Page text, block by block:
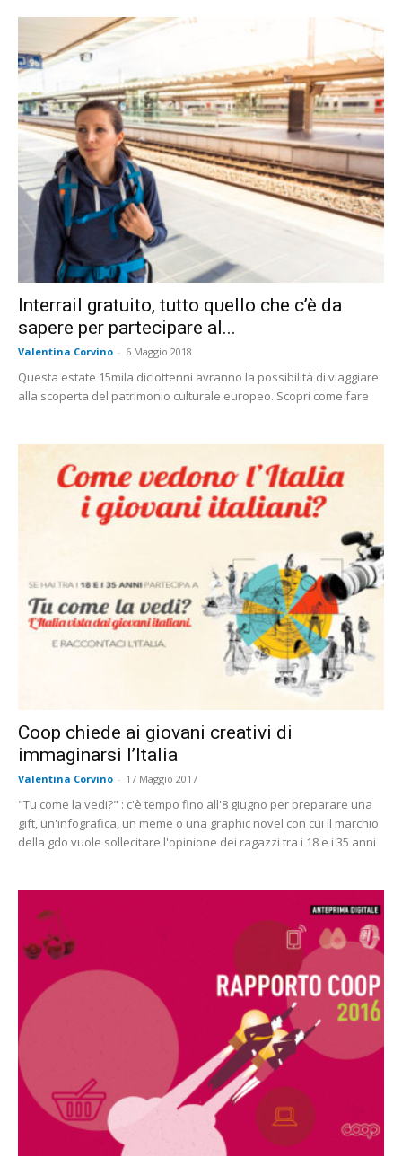
Interrail gratuito, tutto quello che c’è da
sapere per partecipare al...
Valentina Corvino - 6 Maggio 2018
Questa estate 15mila diciottenni avranno la possibilità di viaggiare
alla scoperta del patrimonio culturale europeo. Scopri come fare
Coop chiede ai giovani creativi di
immaginarsi l’Italia
Valentina Corvino - 17 Maggio 2017
"Tu come la vedi?" : c'è tempo fino all'8 giugno per preparare una
gift, un'infografica, un meme o una graphic novel con cui il marchio
della gdo vuole sollecitare l'opinione dei ragazzi tra i 18 e i 35 anni